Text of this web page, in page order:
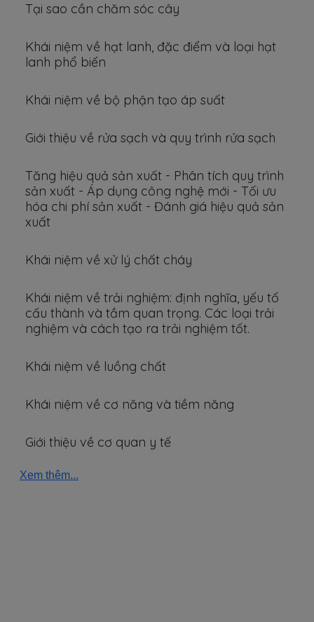
Tại sao cần chăm sóc cây
Khái niệm về hạt lanh, đặc điểm và loại hạt
lanh phổ biến
Khái niệm về bộ phận tạo áp suất
Giới thiệu về rửa sạch và quy trình rửa sạch
Tăng hiệu quả sản xuất - Phân tích quy trình
sản xuất - Áp dụng công nghệ mới - Tối ưu
hóa chi phí sản xuất - Đánh giá hiệu quả sản
xuất
Khái niệm về xử lý chất cháy
Khái niệm về trải nghiệm: định nghĩa, yếu tố
cấu thành và tầm quan trọng. Các loại trải
nghiệm và cách tạo ra trải nghiệm tốt.
Khái niệm về luồng chất
Khái niệm về cơ năng và tiềm năng
Giới thiệu về cơ quan y tế
Xem thêm...